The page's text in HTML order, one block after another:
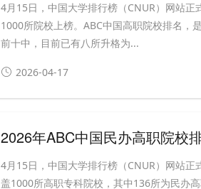
4月15日，中国大学排行榜（CNUR）网站
1000所院校上榜。ABC中国高职院校排名，
前十中，目前已有八所升格为...
2026-04-17
2026年ABC中国民办高职院校
4月15日，中国大学排行榜（CNUR）网站
盖1000所高职专科院校，其中136所为民办